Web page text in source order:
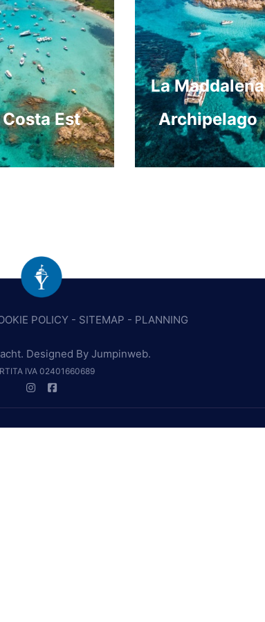
Costa Est
La Maddalena
Archipelago
POLICY- SITEMAP - PLANNING
Designed By Jumpinweb.
IVA 02401660689